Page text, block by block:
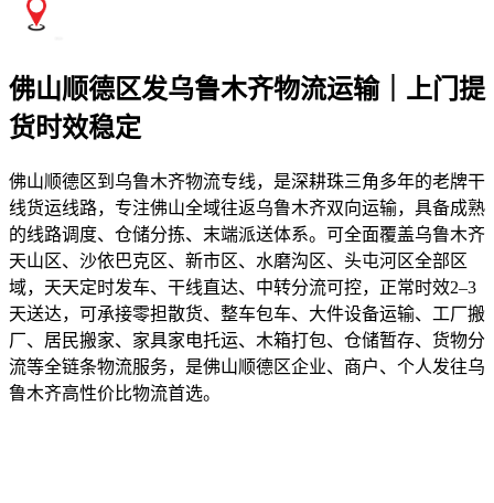
佛山顺德区发乌鲁木齐物流运输｜上门提
货时效稳定
佛山顺德区到乌鲁木齐物流专线，是深耕珠三角多年的老牌干
线货运线路，专注佛山全域往返乌鲁木齐双向运输，具备成熟
的线路调度、仓储分拣、末端派送体系。可全面覆盖乌鲁木齐
天山区、沙依巴克区、新市区、水磨沟区、头屯河区全部区
域，天天定时发车、干线直达、中转分流可控，正常时效2–3
天送达，可承接零担散货、整车包车、大件设备运输、工厂搬
厂、居民搬家、家具家电托运、木箱打包、仓储暂存、货物分
流等全链条物流服务，是佛山顺德区企业、商户、个人发往乌
鲁木齐高性价比物流首选。